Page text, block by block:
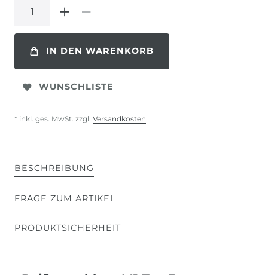
IN DEN WARENKORB
WUNSCHLISTE
* inkl. ges. MwSt. zzgl. Versandkosten
BESCHREIBUNG
FRAGE ZUM ARTIKEL
PRODUKTSICHERHEIT